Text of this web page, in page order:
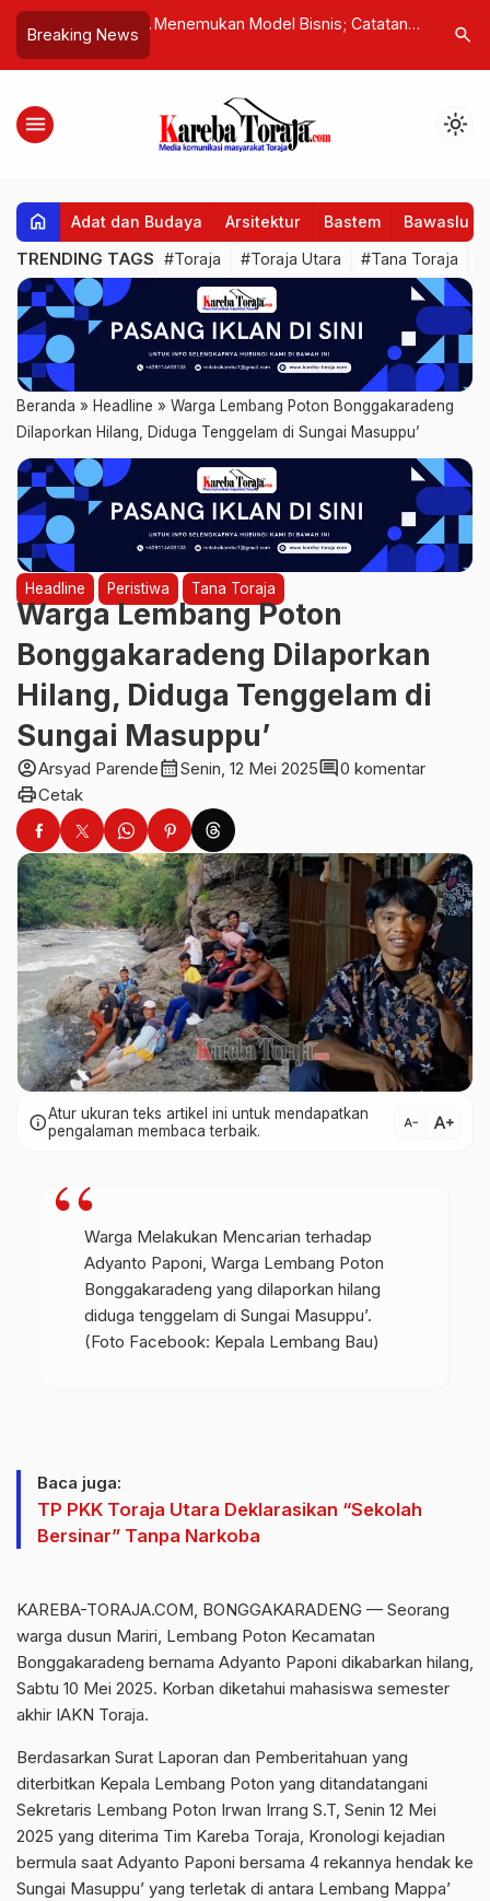
Breaking News
dari
Silat
Menemukan Model Bisnis; Catatan
ke-19 Kareba Toraja
UPTD
Korban
search
menu light_mode
home Adat dan Budaya Arsitektur Bastem Bawaslu
TRENDING TAGS #Toraja #Toraja Utara #Tana Toraja
Beranda » Headline » Warga Lembang Poton Bonggakaradeng
Dilaporkan Hilang, Diduga Tenggelam di Sungai Masuppu’
Headline Peristiwa Tana Toraja
Warga Lembang Poton
Bonggakaradeng Dilaporkan
Hilang, Diduga Tenggelam di
Sungai Masuppu’
account_circleArsyad Parendecalendar_monthSenin, 12 Mei 2025comment0 komentar
printCetak
infoAtur ukuran teks artikel ini untuk mendapatkan
pengalaman membaca terbaik.
text_decrease text_increase
Warga Melakukan Mencarian terhadap
Adyanto Paponi, Warga Lembang Poton
Bonggakaradeng yang dilaporkan hilang
diduga tenggelam di Sungai Masuppu’.
(Foto Facebook: Kepala Lembang Bau)
Baca juga:
TP PKK Toraja Utara Deklarasikan “Sekolah
Bersinar” Tanpa Narkoba
KAREBA-TORAJA.COM, BONGGAKARADENG — Seorang
warga dusun Mariri, Lembang Poton Kecamatan
Bonggakaradeng bernama Adyanto Paponi dikabarkan hilang,
Sabtu 10 Mei 2025. Korban diketahui mahasiswa semester
akhir IAKN Toraja.
Berdasarkan Surat Laporan dan Pemberitahuan yang
diterbitkan Kepala Lembang Poton yang ditandatangani
Sekretaris Lembang Poton Irwan Irrang S.T, Senin 12 Mei
2025 yang diterima Tim Kareba Toraja, Kronologi kejadian
bermula saat Adyanto Paponi bersama 4 rekannya hendak ke
Sungai Masuppu’ yang terletak di antara Lembang Mappa’